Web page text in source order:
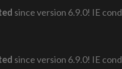
since version 6.9.0! IE
since version 6.9.0! IE